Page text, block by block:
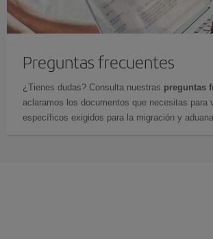
Preguntas frecuentes
¿Tienes dudas? Consulta nuestras preguntas
aclaramos los documentos que necesitas
específicos exigidos para la migración y